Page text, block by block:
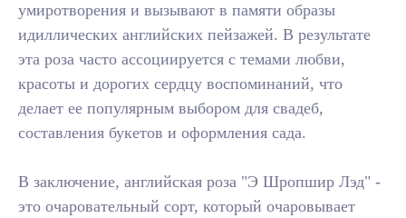
умиротворения и вызывают в памяти образы
идиллических английских пейзажей. В результате
эта роза часто ассоциируется с темами любви,
красоты и дорогих сердцу воспоминаний, что
делает ее популярным выбором для свадеб,
составления букетов и оформления сада.
В заключение, английская роза "Э Шропшир Лэд" -
это очаровательный сорт, который очаровывает